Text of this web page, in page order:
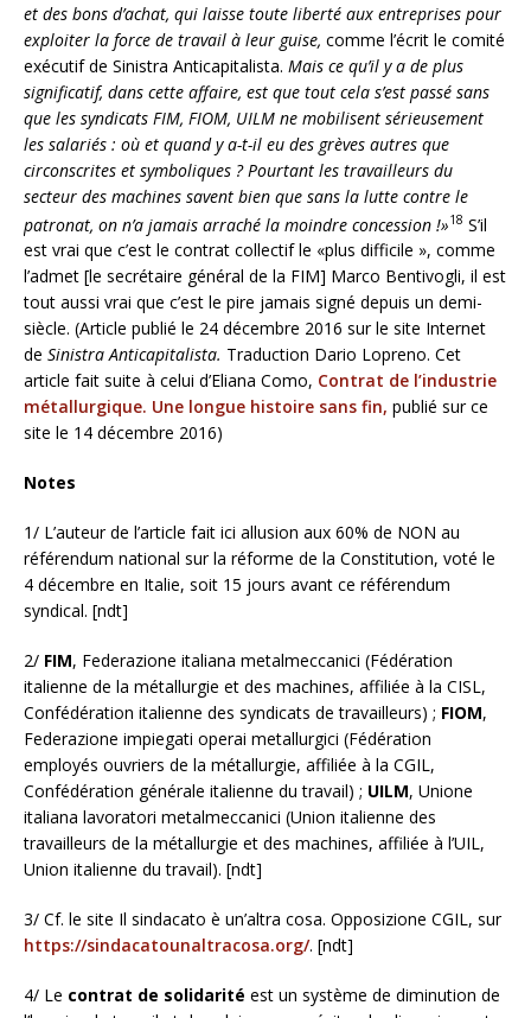
et des bons d’achat, qui laisse toute liberté aux entreprises pour
exploiter la force de travail à leur guise, comme l’écrit le comité
exécutif de Sinistra Anticapitalista. Mais ce qu’il y a de plus
significatif, dans cette affaire, est que tout cela s’est passé sans
que les syndicats FIM, FIOM, UILM ne mobilisent sérieusement
les salariés : où et quand y a-t-il eu des grèves autres que
circonscrites et symboliques ? Pourtant les travailleurs du
secteur des machines savent bien que sans la lutte contre le
patronat, on n’a jamais arraché la moindre concession !»18 S’il
est vrai que c’est le contrat collectif le «plus difficile », comme
l’admet [le secrétaire général de la FIM] Marco Bentivogli, il est
tout aussi vrai que c’est le pire jamais signé depuis un demi-
siècle. (Article publié le 24 décembre 2016 sur le site Internet
de Sinistra Anticapitalista. Traduction Dario Lopreno. Cet
article fait suite à celui d’Eliana Como, Contrat de l’industrie
métallurgique. Une longue histoire sans fin, publié sur ce
site le 14 décembre 2016)
Notes
1/ L’auteur de l’article fait ici allusion aux 60% de NON au
référendum national sur la réforme de la Constitution, voté le
4 décembre en Italie, soit 15 jours avant ce référendum
syndical. [ndt]
2/ FIM, Federazione italiana metalmeccanici (Fédération
italienne de la métallurgie et des machines, affiliée à la CISL,
Confédération italienne des syndicats de travailleurs) ; FIOM,
Federazione impiegati operai metallurgici (Fédération
employés ouvriers de la métallurgie, affiliée à la CGIL,
Confédération générale italienne du travail) ; UILM, Unione
italiana lavoratori metalmeccanici (Union italienne des
travailleurs de la métallurgie et des machines, affiliée à l’UIL,
Union italienne du travail). [ndt]
3/ Cf. le site Il sindacato è un’altra cosa. Opposizione CGIL, sur
https://sindacatounaltracosa.org/. [ndt]
4/ Le contrat de solidarité est un système de diminution de